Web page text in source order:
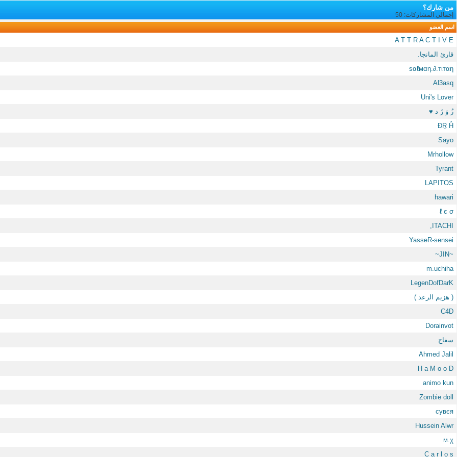
من شارك؟
إجمالي المشاركات: 50
اسم العضو
A T T R A C T I V E
قارئ المانجا.
ѕαℓмαη.∂.тιтαη
Al3asq
Uni's Lover
زُ وَ رْ د ♥
ĐṞ Ĥ
Sayo
Mrhollow
Tyrant
LAPITOS
hawari
ℓ є σ
ITACHI,
YasseR-sensei
~JIN~
m.uchiha
LegenDofDarK
( هزيم الرعد )
C4D
Dorainvot
سفاح
Ahmed Jalil
H a M o o D
animo kun
Zombie doll
cувєя
Hussein Alwr
м.χ
C a r l o s